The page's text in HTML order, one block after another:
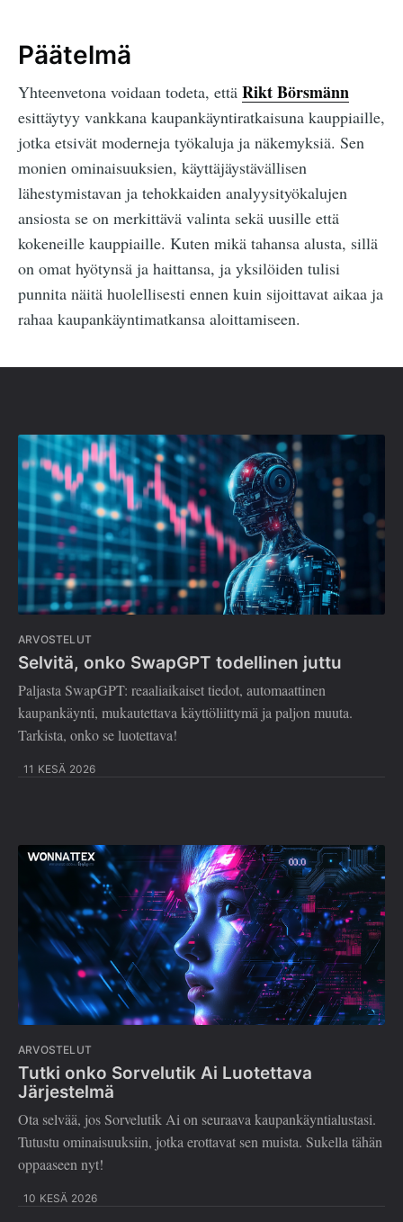
Päätelmä
Yhteenvetona voidaan todeta, että Rikt Börsmänn
esittäytyy vankkana kaupankäyntiratkaisuna kauppiaille,
jotka etsivät moderneja työkaluja ja näkemyksiä. Sen
monien ominaisuuksien, käyttäjäystävällisen
lähestymistavan ja tehokkaiden analyysityökalujen
ansiosta se on merkittävä valinta sekä uusille että
kokeneille kauppiaille. Kuten mikä tahansa alusta, sillä
on omat hyötynsä ja haittansa, ja yksilöiden tulisi
punnita näitä huolellisesti ennen kuin sijoittavat aikaa ja
rahaa kaupankäyntimatkansa aloittamiseen.
ARVOSTELUT
Selvitä, onko SwapGPT todellinen juttu
Paljasta SwapGPT: reaaliaikaiset tiedot, automaattinen
kaupankäynti, mukautettava käyttöliittymä ja paljon muuta.
Tarkista, onko se luotettava!
11 KESÄ 2026
ARVOSTELUT
Tutki onko Sorvelutik Ai Luotettava
Järjestelmä
Ota selvää, jos Sorvelutik Ai on seuraava kaupankäyntialustasi.
Tutustu ominaisuuksiin, jotka erottavat sen muista. Sukella tähän
oppaaseen nyt!
10 KESÄ 2026